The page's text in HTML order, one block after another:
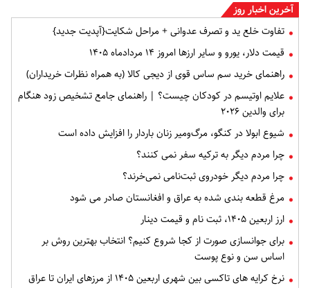
اخبار روز
تفاوت خلع ید و تصرف عدوانی + مراحل شکایت{آپدیت جدید}
قیمت دلار، یورو و سایر ارزها امروز ۱۴ مردادماه ۱۴۰۵
راهنمای خرید سم ساس قوی از دیجی کالا (به همراه نظرات خریداران)
علایم اوتیسم در کودکان چیست؟ | راهنمای جامع تشخیص زود هنگام
برای والدین ۲۰۲۶
شیوع ابولا در کنگو، مرگ‌ومیر زنان باردار را افزایش داده است
چرا مردم دیگر به ترکیه سفر نمی کنند؟
چرا مردم دیگر خودروی ثبت‌نامی نمی‌خرند؟
مرغ قطعه‌ بندی شده به عراق و افغانستان صادر می شود
ارز اربعین ۱۴۰۵، ثبت‌ نام و قیمت دینار
برای جوانسازی صورت از کجا شروع کنیم؟ انتخاب بهترین روش بر
اساس سن و نوع پوست
نرخ کرایه های تاکسی بین شهری اربعین ۱۴۰۵ از مرزهای ایران تا عراق